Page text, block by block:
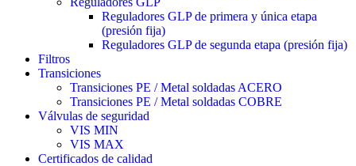
Reguladores GLP de primera y única etapa
(presión fija)
Reguladores GLP de segunda etapa (presión fija)
Filtros
Transiciones
Transiciones PE / Metal soldadas ACERO
Transiciones PE / Metal soldadas COBRE
Válvulas de seguridad
VIS MIN
VIS MAX
Certificados de calidad